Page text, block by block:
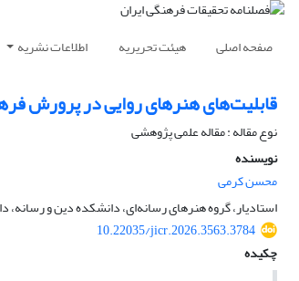
صفحه اصلی هیئت تحریریه اطلاعات نشریه
قابلیت‌های هنرهای روایی در پرورش
نوع مقاله : مقاله علمی پژوهشی
نویسنده
محسن کرمی
استادیار، گروه هنرهای رسانه‌ای، دانشکده دین و رسانه،
10.22035/jicr.2026.3563.3784
چکیده